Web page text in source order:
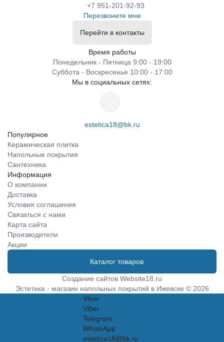
+7 951-201-92-93
Перезвоните мне
Перейти в контакты
Время работы
Понедельник - Пятница 9:00 - 19:00
Суббота - Воскресенье 10:00 - 17:00
Мы в социальных сетях:
estetica18@bk.ru
Популярное
Керамическая плитка
Напольные покрытия
Сантехника
Информация
О компании
Доставка
Условия соглашения
Связаться с нами
Карта сайта
Производители
Акции
Каталог товаров
Создание сайтов Website18.ru
Эстетика - магазин напольных покрытий в Ижевске © 2026
Viber
Viber
Telegram
WhatsApp
estetica18@bk.ru